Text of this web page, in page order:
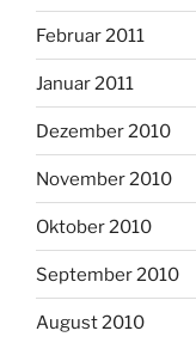
Februar 2011
Januar 2011
Dezember 2010
November 2010
Oktober 2010
September 2010
August 2010